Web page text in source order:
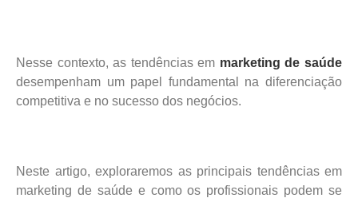
Nesse contexto, as tendências em marketing de saúde
desempenham um papel fundamental na diferenciação
competitiva e no sucesso dos negócios.
Neste artigo, exploraremos as principais tendências em
marketing de saúde e como os profissionais podem se